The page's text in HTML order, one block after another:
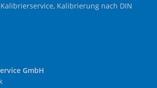
Kalibrierung nach DIN
GmbH